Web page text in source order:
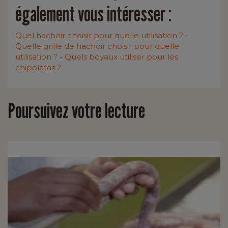
également vous intéresser :
Quel hachoir choisir pour quelle utilisation ? -
Quelle grille de hachoir choisir pour quelle
utilisation ? - Quels boyaux utiliser pour les
chipolatas ?
Poursuivez votre lecture